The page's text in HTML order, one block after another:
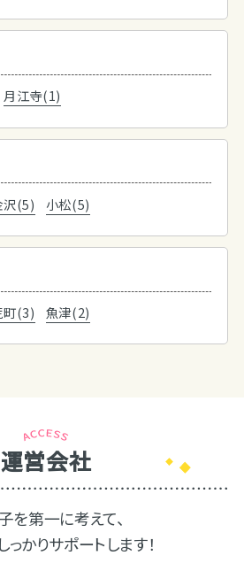
月江寺(1)
沢(5) 小松(5)
町(3) 魚津(2)
運営会社
を第一に考えて、
かりサポートします！